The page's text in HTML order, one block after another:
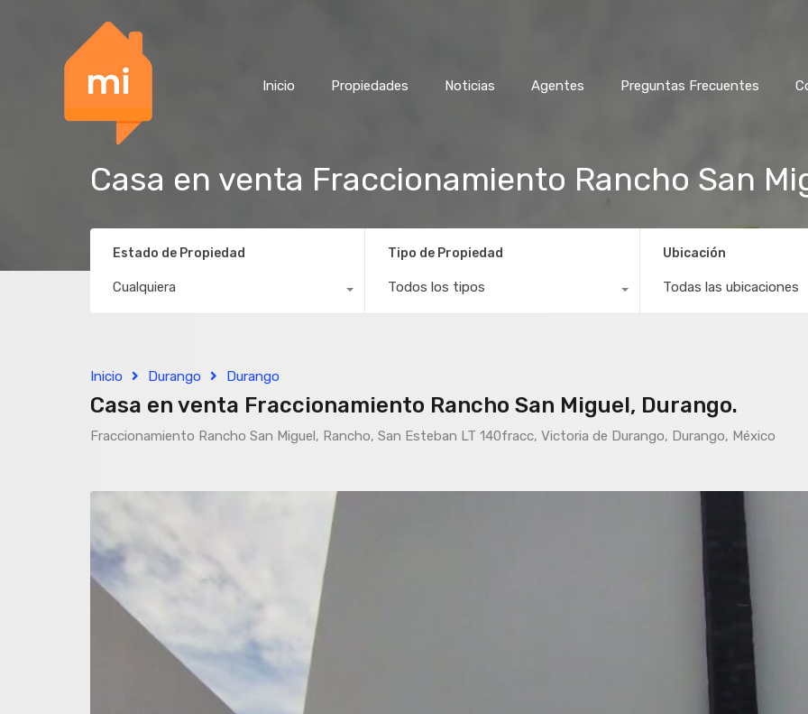
Inicio Propiedades Noticias Agentes Preguntas Frecuentes
Casa en venta Fraccionamiento Rancho San
Estado de Propiedad
Cualquiera
Tipo de Propiedad
Todos los tipos
Ubicación
Todas las ubicaciones
Inicio Durango Durango
Casa en venta Fraccionamiento Rancho San Miguel, Durango.
Fraccionamiento Rancho San Miguel, Rancho, San Esteban LT 140fracc, Victoria de Durango, Durango, México